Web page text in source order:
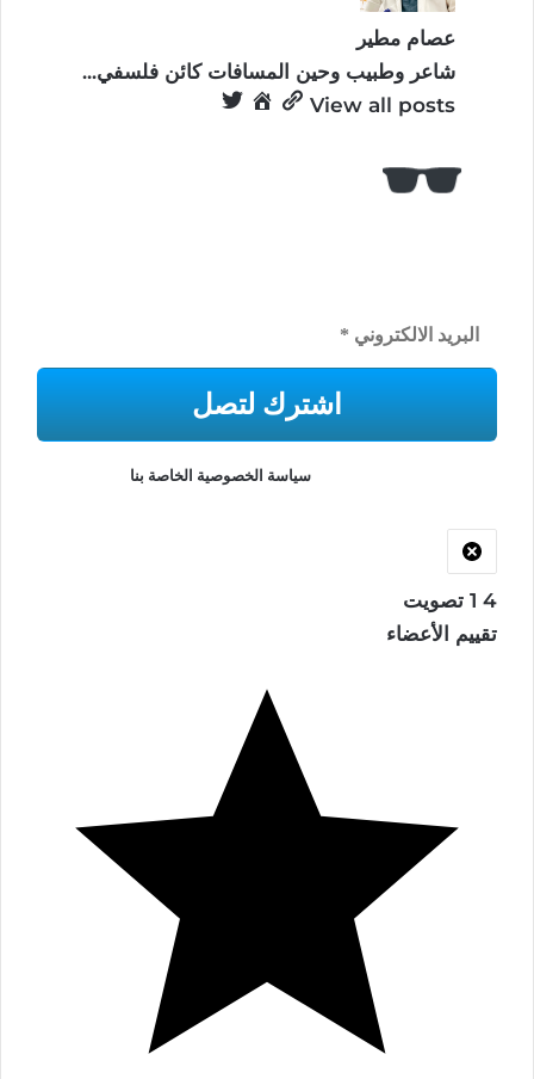
عصام مطير
شاعر وطبيب وحين المسافات كائن فلسفي...
View all posts
سياسة الخصوصية الخاصة بنا
4
1 تصويت
تقييم الأعضاء